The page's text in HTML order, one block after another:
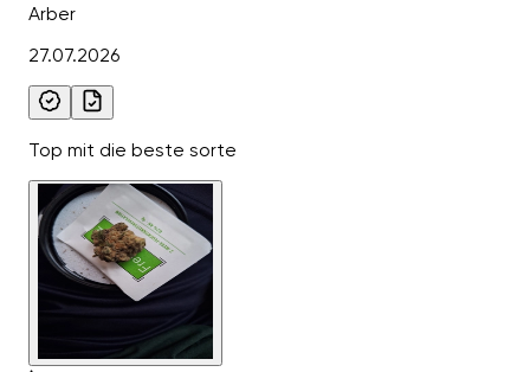
Arber
27.07.2026
Top mit die beste sorte